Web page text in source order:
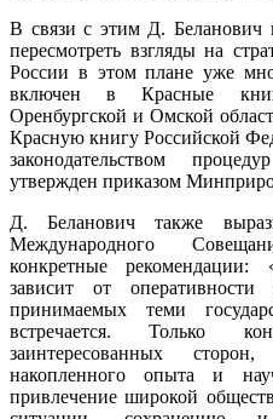
В связи с этим Д. Беланович
пересмотреть взгляды на
России в этом плане уже
включен в Красные
Оренбургской и Омской
Красную книгу Российской
законодательством
утвержден приказом
Д. Беланович также
Международного
конкретные рекомендации:
зависит от
принимаемых теми
встречается. Только
заинтересованных
накопленного опыта и
привлечение широкой